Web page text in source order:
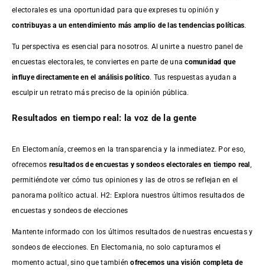
electorales es una oportunidad para que expreses tu opinión y
contribuyas a un entendimiento más amplio de las tendencias políticas.
Tu perspectiva es esencial para nosotros. Al unirte a nuestro panel de
encuestas electorales, te conviertes en parte de unacomunidad que
influye directamente en el análisis político. Tus respuestas ayudan a
esculpir un retrato más preciso de la opinión pública.
Resultados en tiempo real: la voz de la gente
En Electomanía, creemos en la transparencia y la inmediatez. Por eso,
ofrecemos resultados deencuestas y sondeos electorales en tiempo real ,
permitiéndote ver cómo tus opiniones y las de otros se reflejan en el
panorama político actual. H2: Explora nuestros últimos resultados de
encuestas y sondeos de elecciones
Mantente informado con los últimos resultados de nuestras encuestasy
sondeos de elecciones. En Electomania, no solo capturamos el
momento actual, sino que tambiénofrecemos una visión completa de